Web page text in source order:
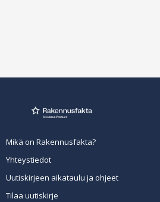
Mikä on Rakennusfakta?
Yhteystiedot
Uutiskirjeen aikataulu ja ohjeet
Tilaa uutiskirje